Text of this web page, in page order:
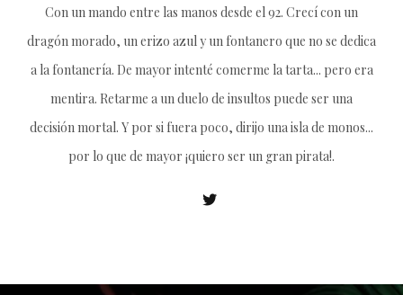
Con un mando entre las manos desde el 92. Crecí con un
dragón morado, un erizo azul y un fontanero que no se dedica
a la fontanería. De mayor intenté comerme la tarta... pero era
mentira. Retarme a un duelo de insultos puede ser una
decisión mortal. Y por si fuera poco, dirijo una isla de monos...
por lo que de mayor ¡quiero ser un gran pirata!.